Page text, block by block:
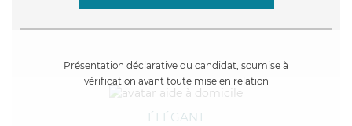
Présentation déclarative du candidat, soumise à
vérification avant toute mise en relation
ÉLÉGANT